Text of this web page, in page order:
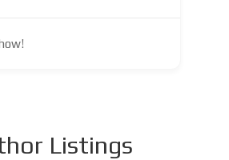
Listings